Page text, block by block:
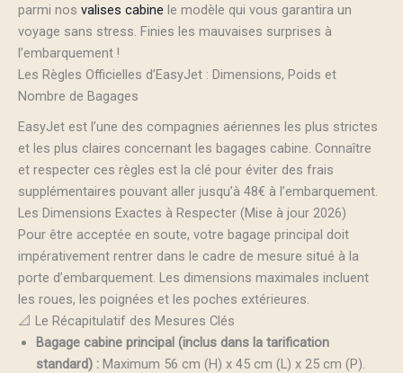
parmi nos valises cabine le modèle qui vous garantira un
voyage sans stress. Finies les mauvaises surprises à
l’embarquement !
Les Règles Officielles d’EasyJet : Dimensions, Poids et
Nombre de Bagages
EasyJet est l’une des compagnies aériennes les plus strictes
et les plus claires concernant les bagages cabine. Connaître
et respecter ces règles est la clé pour éviter des frais
supplémentaires pouvant aller jusqu’à 48€ à l’embarquement.
Les Dimensions Exactes à Respecter (Mise à jour 2026)
Pour être acceptée en soute, votre bagage principal doit
impérativement rentrer dans le cadre de mesure situé à la
porte d’embarquement. Les dimensions maximales incluent
les roues, les poignées et les poches extérieures.
📐 Le Récapitulatif des Mesures Clés
Bagage cabine principal (inclus dans la tarification
standard) : Maximum 56 cm (H) x 45 cm (L) x 25 cm (P).